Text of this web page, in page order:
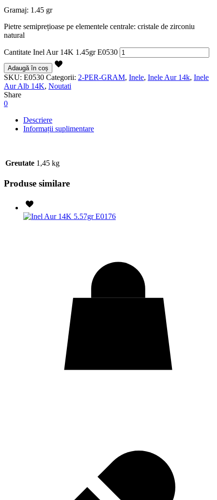
Gramaj: 1.45 gr
Pietre semiprețioase pe elementele centrale: cristale de zirconiu
natural
Cantitate Inel Aur 14K 1.45gr E0530
Adaugă în coș
SKU: E0530 Categorii: 2-PER-GRAM, Inele, Inele Aur 14k, Inele
Aur Alb 14K, Noutati
Share
0
Descriere
Informații suplimentare
Greutate 1,45 kg
Produse similare